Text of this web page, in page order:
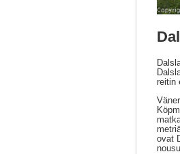
reitin
ovat